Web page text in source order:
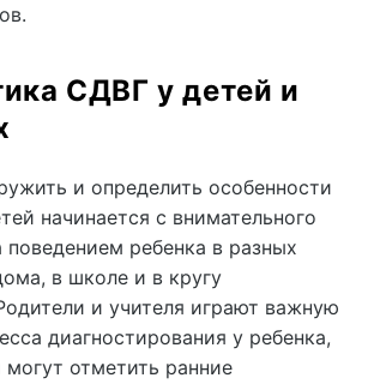
СДВГ у детей и
и определить особенности
начинается с внимательного
поведением ребенка в разных
в школе и в кругу
и учителя играют важную
диагностирования у ребенка,
могут отметить ранние